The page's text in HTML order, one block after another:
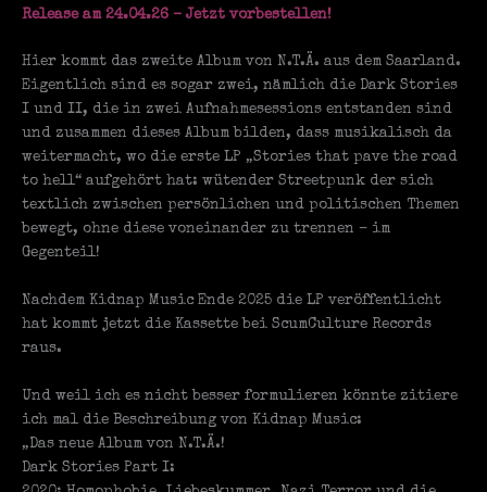
Release am 24.04.26 – Jetzt vorbestellen!
Hier kommt das zweite Album von N.T.Ä. aus dem Saarland.
Eigentlich sind es sogar zwei, nämlich die Dark Stories
I und II, die in zwei Aufnahmesessions entstanden sind
und zusammen dieses Album bilden, dass musikalisch da
weitermacht, wo die erste LP „Stories that pave the road
to hell“ aufgehört hat: wütender Streetpunk der sich
textlich zwischen persönlichen und politischen Themen
bewegt, ohne diese voneinander zu trennen – im
Gegenteil!
Nachdem Kidnap Music Ende 2025 die LP veröffentlicht
hat kommt jetzt die Kassette bei ScumCulture Records
raus.
Und weil ich es nicht besser formulieren könnte zitiere
ich mal die Beschreibung von Kidnap Music:
„Das neue Album von N.T.Ä.!
Dark Stories Part I: